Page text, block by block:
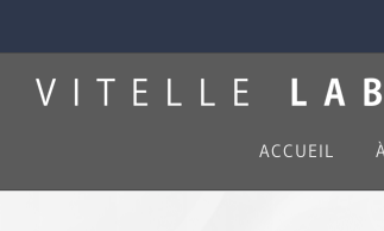
to
content
ACCUEIL